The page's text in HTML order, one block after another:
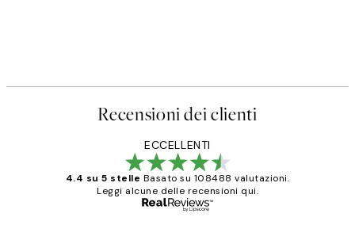
Recensioni dei clienti
ECCELLENTI
4.4 su 5 stelle Basato su 108488 valutazioni.
Leggi alcune delle recensioni qui.